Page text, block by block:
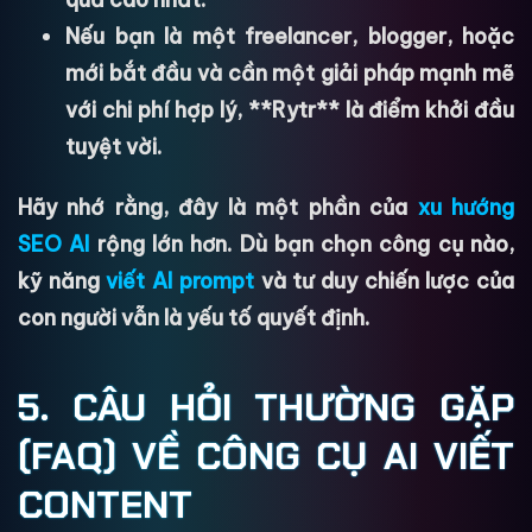
Nếu bạn là một freelancer, blogger, hoặc
mới bắt đầu và cần một giải pháp mạnh mẽ
với chi phí hợp lý, **Rytr** là điểm khởi đầu
tuyệt vời.
Hãy nhớ rằng, đây là một phần của xu hướng
SEO AI rộng lớn hơn. Dù bạn chọn công cụ nào,
kỹ năngviết AI promptvà tư duy chiến lược của
con người vẫn là yếu tố quyết định.
5. CÂU HỎI THƯỜNG GẶP
(FAQ) VỀ CÔNG CỤ AI VIẾT
CONTENT